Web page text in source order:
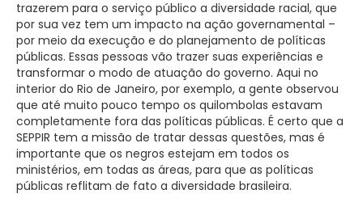
trazerem para o serviço público a diversidade racial, que
por sua vez tem um impacto na ação governamental –
por meio da execução e do planejamento de políticas
públicas. Essas pessoas vão trazer suas experiências e
transformar o modo de atuação do governo. Aqui no
interior do Rio de Janeiro, por exemplo, a gente observou
que até muito pouco tempo os quilombolas estavam
completamente fora das políticas públicas. É certo que a
SEPPIR tem a missão de tratar dessas questões, mas é
importante que os negros estejam em todos os
ministérios, em todas as áreas, para que as políticas
públicas reflitam de fato a diversidade brasileira.